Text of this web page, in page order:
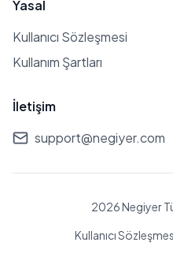
Yasal
Kullanıcı Sözleşmesi
Kullanım Şartları
İletişim
support@negiyer.com
2026 Negiyer
Kullanıcı